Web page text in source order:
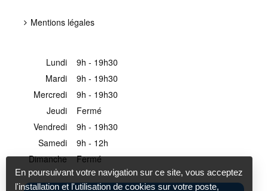
Mentions légales
Lundi
9h - 19h30
Mardi
9h - 19h30
Mercredi
9h - 19h30
Jeudi
Fermé
Vendredi
9h - 19h30
Samedi
9h - 12h
Dimanche
Fermé
En poursuivant votre navigation sur ce site, vous acceptez
l'installation et l'utilisation de cookies sur votre poste,